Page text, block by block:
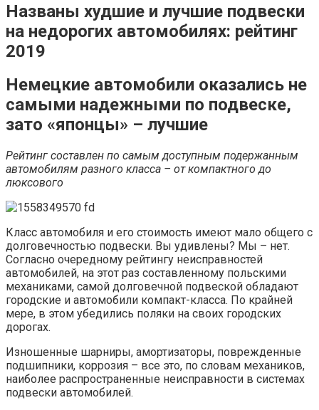
Названы худшие и лучшие подвески
на недорогих автомобилях: рейтинг
2019
Немецкие автомобили оказались не
самыми надежными по подвеске,
зато «японцы» – лучшие
Рейтинг составлен по самым доступным подержанным
автомобилям разного класса – от компактного до
люксового
Класс автомобиля и его стоимость имеют мало общего с
долговечностью подвески. Вы удивлены? Мы – нет.
Согласно очередному рейтингу неисправностей
автомобилей, на этот раз составленному польскими
механиками, самой долговечной подвеской обладают
городские и автомобили компакт-класса. По крайней
мере, в этом убедились поляки на своих городских
дорогах.
Изношенные шарниры, амортизаторы, поврежденные
подшипники, коррозия – все это, по словам механиков,
наиболее распространенные неисправности в системах
подвески автомобилей.